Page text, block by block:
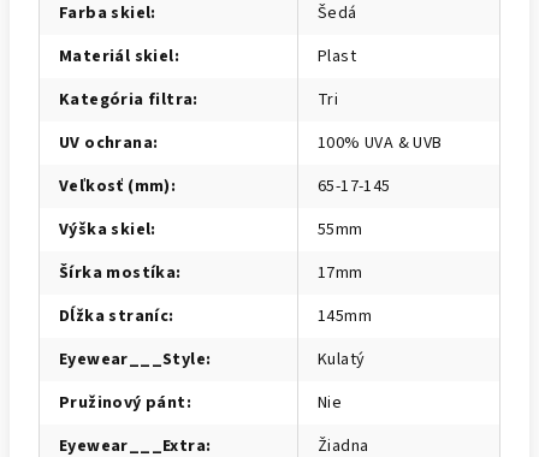
Farba skiel:
Šedá
Materiál skiel:
Plast
Kategória filtra:
Tri
UV ochrana:
100% UVA & UVB
Veľkosť (mm):
65-17-145
Výška skiel:
55mm
Šírka mostíka:
17mm
Dĺžka straníc:
145mm
Eyewear___Style:
Kulatý
Pružinový pánt:
Nie
Eyewear___Extra:
Žiadna